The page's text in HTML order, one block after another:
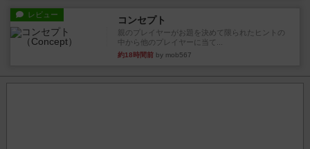
レビュー コンセプト
親のプレイヤーがお題を決めて限られたヒントの
中から他のプレイヤーに当て...
約18時間前 by mob567